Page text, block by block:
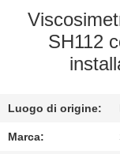
FABBRICA
QUALITÀ
SH112
Luogo di origine:
Marca: